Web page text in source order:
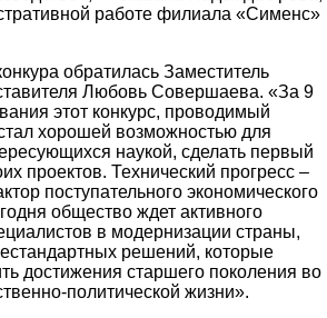
работе филиала «Сименс»
обратилась Заместитель
Любовь Совершаева. «За 9
этот конкурс, проводимый
хорошей возможностью для
наукой, сделать первый
проектов. Технический прогресс –
поступательного экономического
общество ждет активного
в модернизации страны,
решений, которые
достижения старшего поколения во
политической жизни».